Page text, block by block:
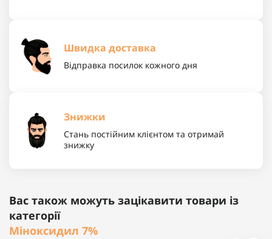
Швидка доставка
Відправка посилок кожного дня
Знижки
Стань постійним клієнтом та отримай
знижку
Вас також можуть зацікавити товари із
категорії
Міноксидил 7%